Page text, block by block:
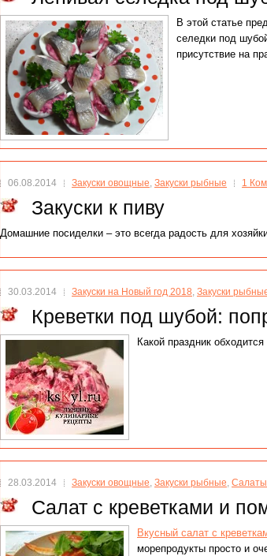
В этой статье
селедки под
присутствие на
06.08.2014 Закуски овощные Закуски рыбные 1
Закуски к пиву
Домашние посиделки – это всегда радость для
30.03.2014 Закуски на Новый год 2018 Закуски
Креветки под шубой:
Какой праздник
28.03.2014 Закуски овощные Закуски рыбные Салаты
Салат с креветками и
Вкусный салат с
морепродукты просто и